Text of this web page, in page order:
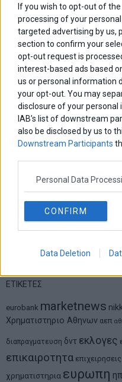
If you wish to opt-out of
processing of your
targeted advertising by us,
section to confirm your
opt-out request is
interest-based ads based
us or personal information
your opt-out. You may
disclosure of your
IAB’s list of downstream
also be disclosed by us to
Downstream Participants
Personal Data
CONFIRM
Data Deletion
Η αληθινή
Σταματίνα
Η βία κατά των
Δημήτρης
Από την αποθέωση
ψάχνει τον
Νικόλαος
μοντέλο
Θανάσης
ΕΤΙΚΕΤΕΣ
eurobank marketnews
Χρηματιστηριο Αθηνων αεπ
διαπραγματευση δντ εκλογες
επικαιροτητα επιχειρησεις
χρηματιστηρια ευρωπη